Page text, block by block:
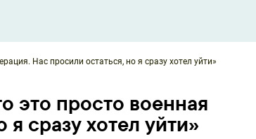
Нас просили остаться, но я сразу хотел уйти»
это просто военная
сразу хотел уйти»